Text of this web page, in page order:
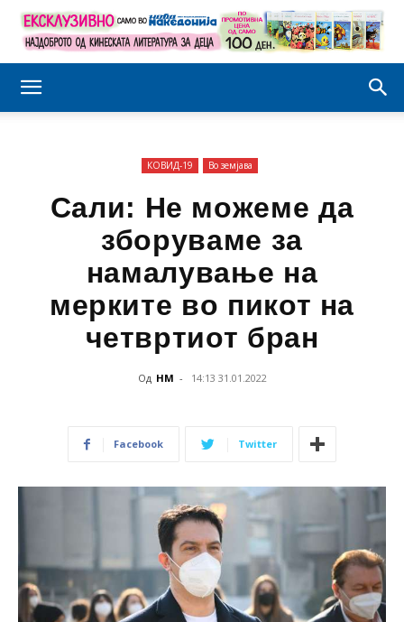
КОВИД-19 Во земјава
Сали: Не можеме да
зборуваме за
намалување на
мерките во пикот на
четвртиот бран
Од НМ - 14:13 31.01.2022
Facebook Twitter